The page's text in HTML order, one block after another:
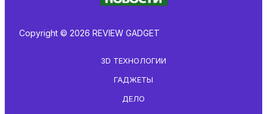
Copyright © 2026 REVIEW GADGET
3D ТЕХНОЛОГИИ
ГАДЖЕТЫ
ДЕЛО